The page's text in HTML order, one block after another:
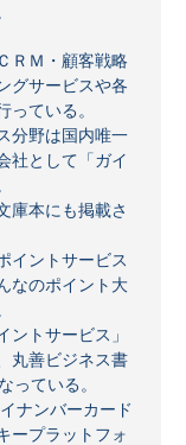
ＲＭ・顧客戦略
グサービスや各
っている。
分野は国内唯一
社として「ガイ
庫本にも掲載さ
イントサービス
なのポイント大
ントサービス」
丸善ビジネス書
っている。
ナンバーカード
ープラットフォ